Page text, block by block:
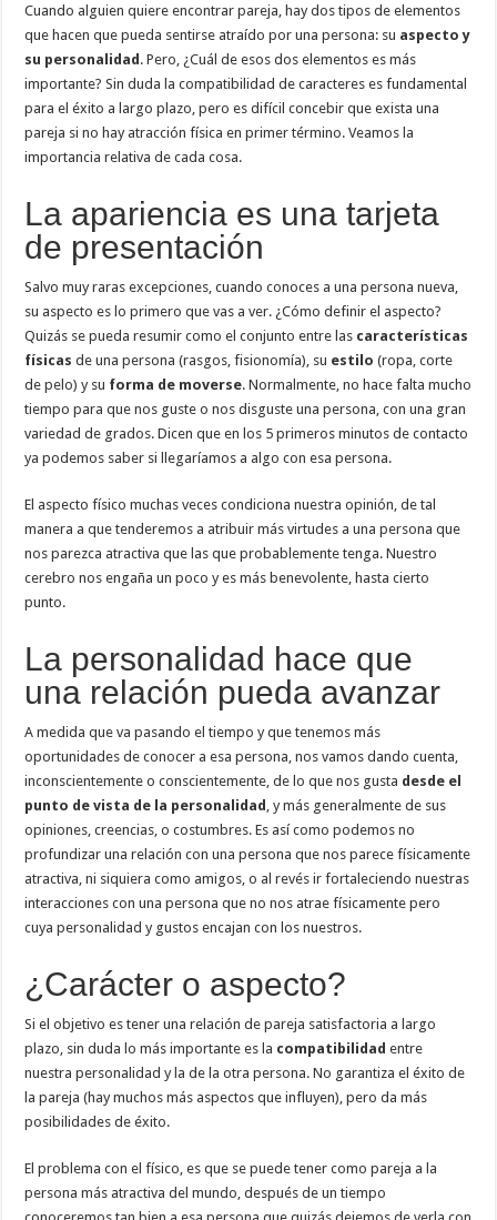
Más
Importante
Para
Físico
o
Cuando alguien quiere encontrar pareja, hay dos tipos de elementos
que hacen que pueda sentirse atraído por una persona: su aspecto y
su personalidad . Pero, ¿Cuál de esos dos elementos es más
importante? Sin duda la compatibilidad de caracteres es fundamental
para el éxito a largo plazo, pero es difícil concebir que exista una
pareja si no hay atracción física en primer término. Veamos la
importancia relativa de cada cosa.
La apariencia es una tarjeta
de presentación
Salvo muy raras excepciones, cuando conoces a una persona nueva,
su aspecto es lo primero que vas a ver. ¿Cómo definir el aspecto?
Quizás se pueda resumir como el conjunto entre las características
físicas de una persona (rasgos, fisionomía), su estilo (ropa, corte
de pelo) y su forma de moverse. Normalmente, no hace falta mucho
tiempo para que nos guste o nos disguste una persona, con una gran
variedad de grados. Dicen que en los 5 primeros minutos de contacto
ya podemos saber si llegaríamos a algo con esa persona.
El aspecto físico muchas veces condiciona nuestra opinión, de tal
manera a que tenderemos a atribuir más virtudes a una persona que
nos parezca atractiva que las que probablemente tenga. Nuestro
cerebro nos engaña un poco y es más benevolente, hasta cierto
punto.
La personalidad hace que
una relación pueda avanzar
A medida que va pasando el tiempo y que tenemos más
oportunidades de conocer a esa persona, nos vamos dando cuenta,
inconscientemente o conscientemente, de lo que nos gusta desde el
punto de vista de la personalidad , y más generalmente de sus
opiniones, creencias, o costumbres. Es así como podemos no
profundizar una relación con una persona que nos parece físicamente
atractiva, ni siquiera como amigos, o al revés ir fortaleciendo nuestras
interacciones con una persona que no nos atrae físicamente pero
cuya personalidad y gustos encajan con los nuestros.
¿Carácter o aspecto?
Si el objetivo es tener una relación de pareja satisfactoria a largo
plazo, sin duda lo más importante es la compatibilidad entre
nuestra personalidad y la de la otra persona. No garantiza el éxito de
la pareja (hay muchos más aspectos que influyen), pero da más
posibilidades de éxito.
El problema con el físico, es que se puede tener como pareja a la
persona más atractiva del mundo, después de un tiempo